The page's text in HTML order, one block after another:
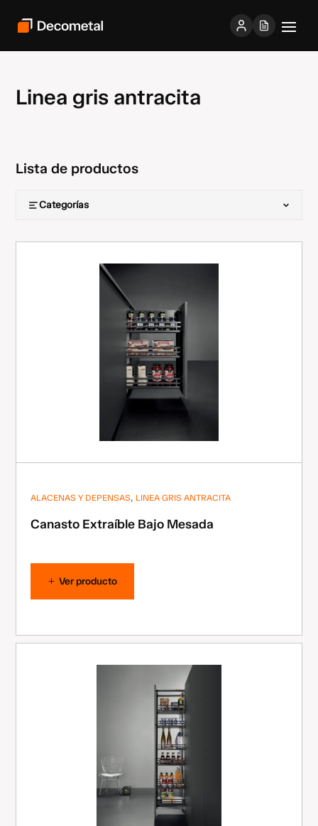
Linea gris antracita
Lista de productos
Categorías
ALACENAS Y DEPENSAS, LINEA GRIS ANTRACITA
Canasto Extraíble Bajo Mesada
Ver producto